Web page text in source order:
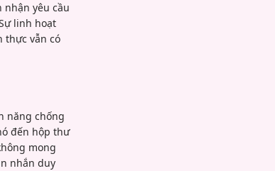
nhận yêu cầu
linh hoạt
thực vẫn có
năng chống
đến hộp thư
mong
nhắn duy